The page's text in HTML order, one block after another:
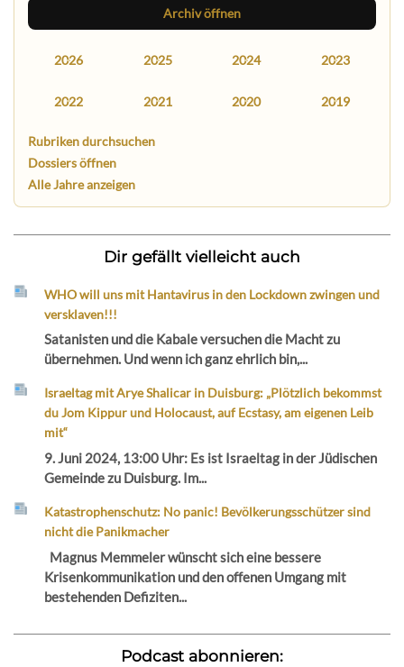
Archiv öffnen
2026 2025 2024 2023
2022 2021 2020 2019
Rubriken durchsuchen
Dossiers öffnen
Alle Jahre anzeigen
Dir gefällt vielleicht auch
WHO will uns mit Hantavirus in den Lockdown zwingen und
versklaven!!!
Satanisten und die Kabale versuchen die Macht zu
übernehmen. Und wenn ich ganz ehrlich bin,...
Israeltag mit Arye Shalicar in Duisburg: „Plötzlich bekommst
du Jom Kippur und Holocaust, auf Ecstasy, am eigenen Leib
mit“
9. Juni 2024, 13:00 Uhr: Es ist Israeltag in der Jüdischen
Gemeinde zu Duisburg. Im...
Katastrophenschutz: No panic! Bevölkerungsschützer sind
nicht die Panikmacher
Magnus Memmeler wünscht sich eine bessere
Krisenkommunikation und den offenen Umgang mit
bestehenden Defiziten...
Podcast abonnieren: